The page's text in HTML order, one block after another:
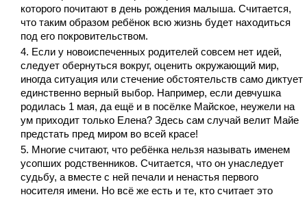
которого почитают в день рождения малыша. Считается,
что таким образом ребёнок всю жизнь будет находиться
под его покровительством.
Если у новоиспеченных родителей совсем нет идей,
следует обернуться вокруг, оценить окружающий мир,
иногда ситуация или стечение обстоятельств само диктует
единственно верный выбор. Например, если девчушка
родилась 1 мая, да ещё и в посёлке Майское, неужели на
ум приходит только Елена? Здесь сам случай велит Майе
предстать пред миром во всей красе!
Многие считают, что ребёнка нельзя называть именем
усопших родственников. Считается, что он унаследует
судьбу, а вместе с ней печали и ненастья первого
носителя имени. Но всё же есть и те, кто считает это